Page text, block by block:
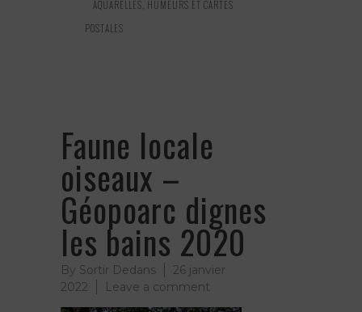
AQUARELLES, HUMEURS ET CARTES
POSTALES
Faune locale
oiseaux –
Géopoarc dignes
les bains 2020
By Sortir Dedans
26 janvier
2022
Leave a commenton